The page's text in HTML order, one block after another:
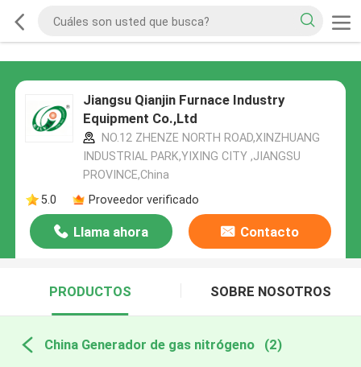
Jiangsu Qianjin Furnace Industry
Equipment Co.,Ltd
NO.12 ZHENZE NORTH ROAD,XINZHUANG
INDUSTRIAL PARK,YIXING CITY ,JIANGSU
PROVINCE,China
5.0
Proveedor verificado
Llama ahora Contacto
PRODUCTOS SOBRE NOSOTROS
China Generador de gas nitrógeno (2)